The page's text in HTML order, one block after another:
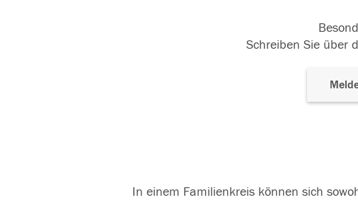
Schreiben Sie über
In einem Familienkreis können sich